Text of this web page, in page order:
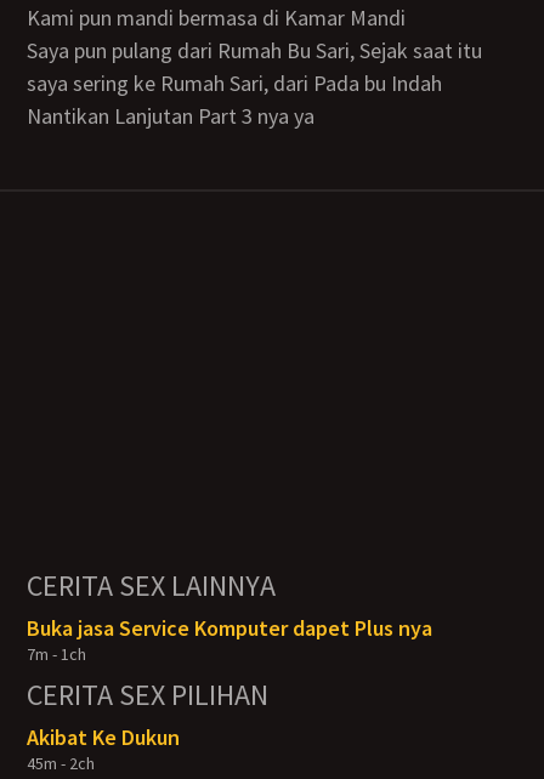
Kami pun mandi bermasa di Kamar Mandi
Saya pun pulang dari Rumah Bu Sari, Sejak saat itu
saya sering ke Rumah Sari, dari Pada bu Indah
Nantikan Lanjutan Part 3 nya ya
CERITA SEX LAINNYA
Buka jasa Service Komputer dapet Plus nya
7m - 1ch
CERITA SEX PILIHAN
Akibat Ke Dukun
45m - 2ch